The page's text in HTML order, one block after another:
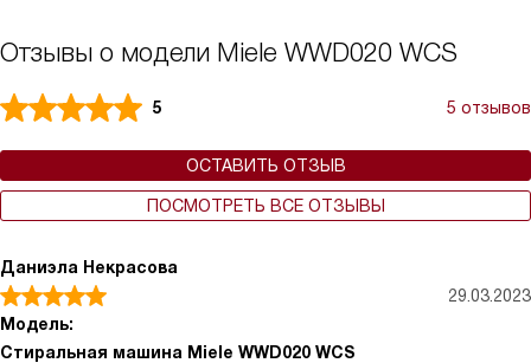
Отзывы о модели Miele WWD020 WCS
5 5 отзывов
ОСТАВИТЬ ОТЗЫВ
ПОСМОТРЕТЬ ВСЕ ОТЗЫВЫ
Даниэла Некрасова
29.03.2023
Модель:
Стиральная машина Miele WWD020 WCS